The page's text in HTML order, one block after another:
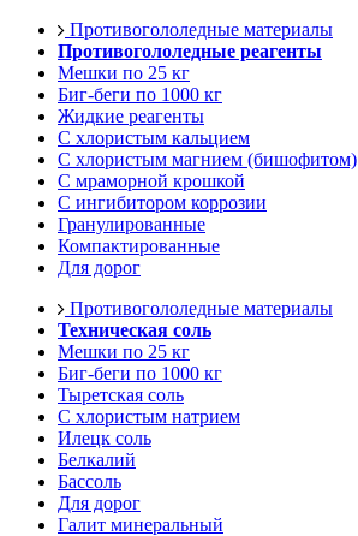
Противогололедные материалы
Противогололедные реагенты
Мешки по 25 кг
Биг-беги по 1000 кг
Жидкие реагенты
С хлористым кальцием
С хлористым магнием (бишофитом)
С мраморной крошкой
С ингибитором коррозии
Гранулированные
Компактированные
Для дорог
Противогололедные материалы
Техническая соль
Мешки по 25 кг
Биг-беги по 1000 кг
Тыретская соль
С хлористым натрием
Илецк соль
Белкалий
Бассоль
Для дорог
Галит минеральный